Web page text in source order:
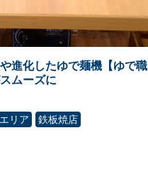
進化したゆで麺機【ゆで職
ムーズに
リア 鉄板焼店